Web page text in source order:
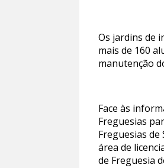
Os jardins de
mais de 160
manutenção
Face às
Freguesias
Freguesias
área de
de Freguesia